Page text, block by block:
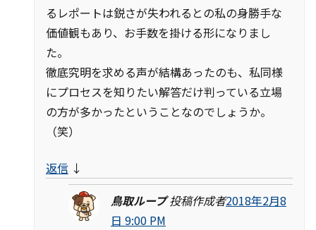
るレポートは鋭さが失われるとの私の身勝手な
価値観もあり、お手数を掛ける形になりまし
た。
徹底究明を求める声が結構あったのも、私同様
にプロセスを知りたい解答だけ判っている立場
の方が多かったということなのでしょうか。
（笑）
返信 ↓
鳥取ループ 投稿作成者2018年2月8
日 9:00 PM